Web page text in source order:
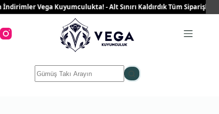
Skip
to
Vega Kuyumculukta! - Alt Sınırı Kaldırdık Tüm
results